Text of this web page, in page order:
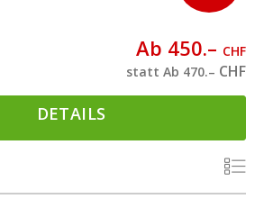
Ab 450.– CHF
statt Ab 470.– CHF
DETAILS